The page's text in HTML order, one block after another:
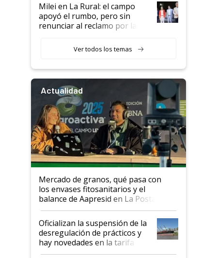
Milei en La Rural: el campo
apoyó el rumbo, pero sin
renunciar al reclamo por las
Ver todos los temas
Actualidad
Mercado de granos, qué pasa con
los envases fitosanitarios y el
balance de Aapresid en La Posta
Oficializan la suspensión de la
desregulación de prácticos y
hay novedades en la tarifa de
la hidrovía